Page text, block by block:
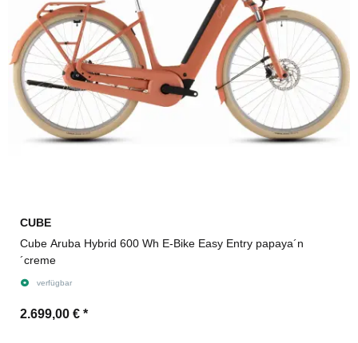
CUBE
Cube Aruba Hybrid 600 Wh E-Bike Easy Entry papaya´n
´creme
verfügbar
2.699,00 € *